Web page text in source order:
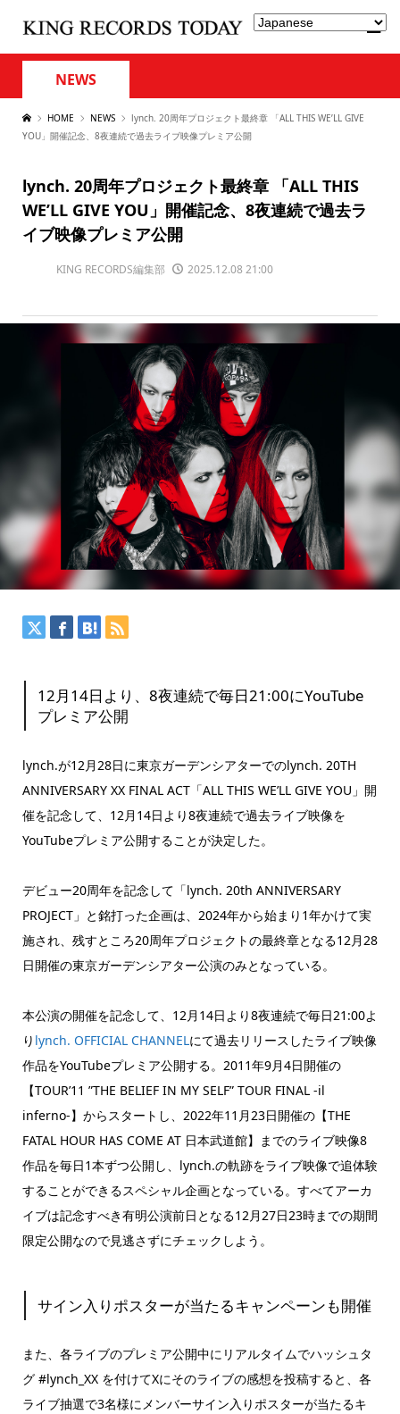
NEWS
HOME NEWS
lynch. 20周年プロジェクト最終章 「ALL THIS WE’LL GIVE
YOU」開催記念、8夜連続で過去ライブ映像プレミア公開
lynch. 20周年プロジェクト最終章 「ALL THIS
WE’LL GIVE YOU」開催記念、8夜連続で過去ラ
イブ映像プレミア公開
KING RECORDS編集部 2025.12.08 21:00
12月14日より、8夜連続で毎日21:00にYouTube
プレミア公開
lynch.が12月28日に東京ガーデンシアターでのlynch. 20TH
ANNIVERSARY XX FINAL ACT「ALL THIS WE’LL GIVE YOU」開
催を記念して、12月14日より8夜連続で過去ライブ映像を
YouTubeプレミア公開することが決定した。
デビュー20周年を記念して「lynch. 20th ANNIVERSARY
PROJECT」と銘打った企画は、2024年から始まり1年かけて実
施され、残すところ20周年プロジェクトの最終章となる12月28
日開催の東京ガーデンシアター公演のみとなっている。
本公演の開催を記念して、12月14日より8夜連続で毎日21:00よ
り lynch. OFFICIAL CHANNELにて過去リリースしたライブ映像
作品をYouTubeプレミア公開する。2011年9月4日開催の
【TOUR’11 ”THE BELIEF IN MY SELF” TOUR FINAL -il
inferno-】からスタートし、2022年11月23日開催の【THE
FATAL HOUR HAS COME AT 日本武道館】までのライブ映像8
作品を毎日1本ずつ公開し、lynch.の軌跡をライブ映像で追体験
することができるスペシャル企画となっている。すべてアーカ
イブは記念すべき有明公演前日となる12月27日23時までの期間
限定公開なので見逃さずにチェックしよう。
サイン入りポスターが当たるキャンペーンも開催
また、各ライブのプレミア公開中にリアルタイムでハッシュタ
グ #lynch_XX を付けてXにそのライブの感想を投稿すると、各
ライブ抽選で3名様にメンバーサイン入りポスターが当たるキ